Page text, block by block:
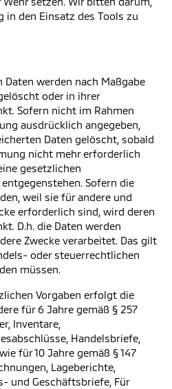
in den Einsatz des Tools zu
werden nach Maßgabe
oder in ihrer
Sofern nicht im Rahmen
ausdrücklich angegeben,
Daten gelöscht, sobald
nicht mehr erforderlich
gesetzlichen
Sofern die
weil sie für andere und
erforderlich sind, wird deren
D.h. die Daten werden
Zwecke verarbeitet. Das gilt
oder steuerrechtlichen
müssen.
Vorgaben erfolgt die
für 6 Jahre gemäß § 257
Inventare,
Handelsbriefe,
für 10 Jahre gemäß § 147
Lageberichte,
und Geschäftsbriefe, Für